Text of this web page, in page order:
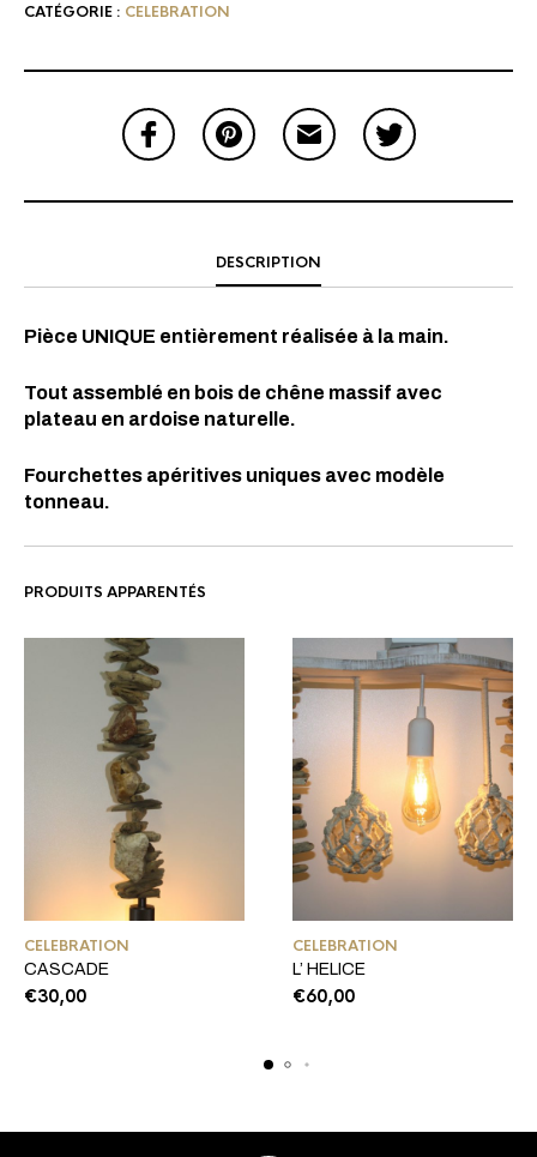
CATÉGORIE : CELEBRATION
DESCRIPTION
Pièce UNIQUE entièrement réalisée à la main.
Tout assemblé en bois de chêne massif avec
plateau en ardoise naturelle.
Fourchettes apéritives uniques avec modèle
tonneau.
PRODUITS APPARENTÉS
CELEBRATION
CASCADE
€30,00
CELEBRATION
L’ HELICE
€60,00